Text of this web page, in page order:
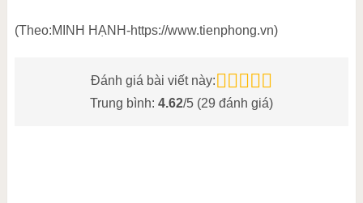
(Theo:MINH HẠNH-https://www.tienphong.vn)
Đánh giá bài viết này:
Trung bình: 4.62/5 (29 đánh giá)